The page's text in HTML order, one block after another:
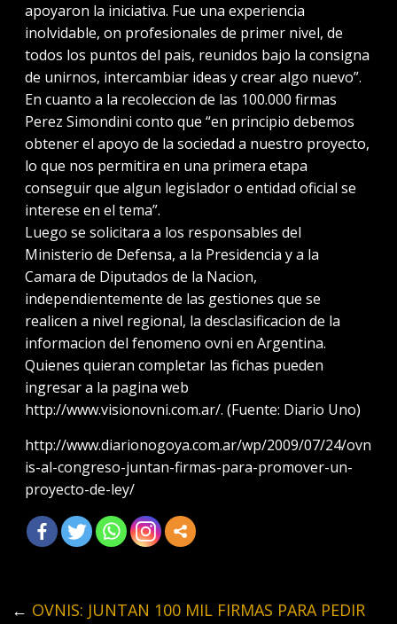
apoyaron la iniciativa. Fue una experiencia
inolvidable, on profesionales de primer nivel, de
todos los puntos del pais, reunidos bajo la consigna
de unirnos, intercambiar ideas y crear algo nuevo”.
En cuanto a la recoleccion de las 100.000 firmas
Perez Simondini conto que “en principio debemos
obtener el apoyo de la sociedad a nuestro proyecto,
lo que nos permitira en una primera etapa
conseguir que algun legislador o entidad oficial se
interese en el tema”.
Luego se solicitara a los responsables del
Ministerio de Defensa, a la Presidencia y a la
Camara de Diputados de la Nacion,
independientemente de las gestiones que se
realicen a nivel regional, la desclasificacion de la
informacion del fenomeno ovni en Argentina.
Quienes quieran completar las fichas pueden
ingresar a la pagina web
http://www.visionovni.com.ar/. (Fuente: Diario Uno)
http://www.diarionogoya.com.ar/wp/2009/07/24/ovn
is-al-congreso-juntan-firmas-para-promover-un-
proyecto-de-ley/
← OVNIS: JUNTAN 100 MIL FIRMAS PARA PEDIR